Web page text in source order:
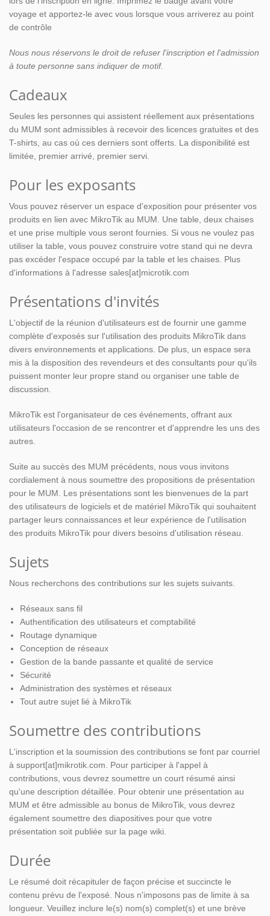
voyage et apportez-le avec vous lorsque vous arriverez au point
de contrôle
Nous nous réservons le droit de refuser l'inscription et l'admission
à toute personne sans indiquer de motif.
Cadeaux
Seules les personnes qui assistent réellement aux présentations
du MUM sont admissibles à recevoir des licences gratuites et des
T-shirts, au cas où ces derniers sont offerts. La disponibilité est
limitée, premier arrivé, premier servi.
Pour les exposants
Vous pouvez réserver un espace d'exposition pour présenter vos
produits en lien avec MikroTik au MUM. Une table, deux chaises
et une prise multiple vous seront fournies. Si vous ne voulez pas
utiliser la table, vous pouvez construire votre stand qui ne devra
pas excéder l'espace occupé par la table et les chaises. Plus
d'informations à l'adresse sales[at]microtik.com
Présentations d'invités
L'objectif de la réunion d'utilisateurs est de fournir une gamme
complète d'exposés sur l'utilisation des produits MikroTik dans
divers environnements et applications. De plus, un espace sera
mis à la disposition des revendeurs et des consultants pour qu'ils
puissent monter leur propre stand ou organiser une table de
discussion.
MikroTik est l'organisateur de ces événements, offrant aux
utilisateurs l'occasion de se rencontrer et d'apprendre les uns des
autres.
Suite au succès des MUM précédents, nous vous invitons
cordialement à nous soumettre des propositions de présentation
pour le MUM. Les présentations sont les bienvenues de la part
des utilisateurs de logiciels et de matériel MikroTik qui souhaitent
partager leurs connaissances et leur expérience de l'utilisation
des produits MikroTik pour divers besoins d'utilisation réseau.
Sujets
Nous recherchons des contributions sur les sujets suivants.
Réseaux sans fil
Authentification des utilisateurs et comptabilité
Routage dynamique
Conception de réseaux
Gestion de la bande passante et qualité de service
Sécurité
Administration des systèmes et réseaux
Tout autre sujet lié à MikroTik
Soumettre des contributions
L'inscription et la soumission des contributions se font par courriel
à support[at]mikrotik.com. Pour participer à l'appel à
contributions, vous devrez soumettre un court résumé ainsi
qu'une description détaillée. Pour obtenir une présentation au
MUM et être admissible au bonus de MikroTik, vous devrez
également soumettre des diapositives pour que votre
présentation soit publiée sur la page wiki.
Durée
Le résumé doit récapituler de façon précise et succincte le
contenu prévu de l'exposé. Nous n'imposons pas de limite à sa
longueur. Veuillez inclure le(s) nom(s) complet(s) et une brève